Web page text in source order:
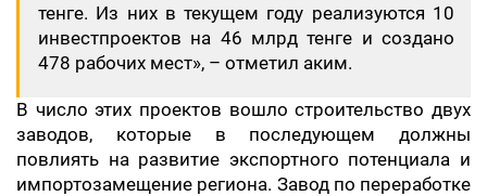
тенге. Из них в текущем году реализуются 10
инвестпроектов на 46 млрд тенге и создано
478 рабочих мест», – отметил аким.
В число этих проектов вошло строительство двух
заводов, которые в последующем должны
повлиять на развитие экспортного потенциала и
импортозамещение региона. Завод по переработке